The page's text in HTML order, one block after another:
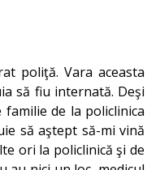
poliţă. Vara aceasta
să fiu internată. Deşi
de la policlinica
să aştept să-mi vină
ori la policlinică şi de